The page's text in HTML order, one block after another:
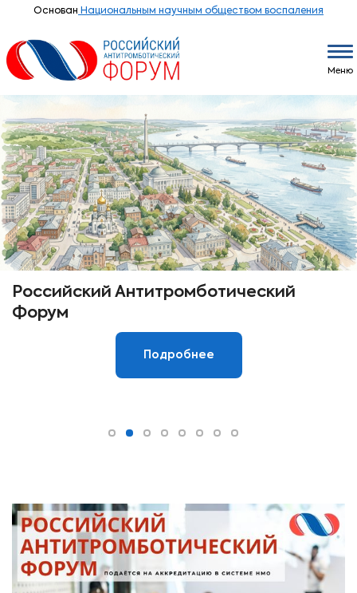
Основан Национальным научным обществом воспаления
Меню
Российский Антитромботический
Форум
Подробнее